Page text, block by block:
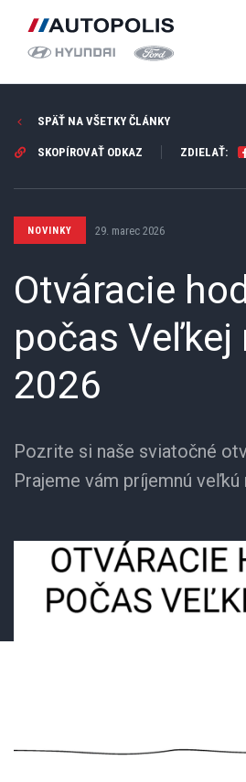
SPÄŤ NA VŠETKY ČLÁNKY
SKOPÍROVAŤ ODKAZ ZDIELAŤ:
NOVINKY 29. marec 2026
Otváracie
počas Veľkej
2026
Pozrite si naše sviatočné
Prajeme vám príjemnú veľkú